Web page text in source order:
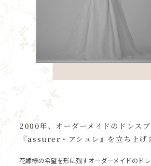
2000年、オーダーメイドのドレスブ
『assurer・アシュレ』を立ち上げ
花嫁様の希望を形に残すオーダーメイドのド